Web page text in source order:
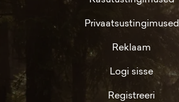
Privaatsustingimused
Reklaam
Logi sisse
Registreeri